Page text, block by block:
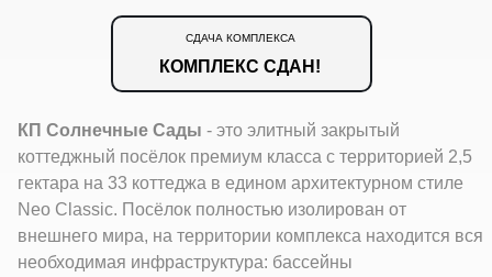
СДАЧА КОМПЛЕКСА
КОМПЛЕКС СДАН!
КП Солнечные Сады - это элитный закрытый
коттеджный посёлок премиум класса с территорией 2,5
гектара на 33 коттеджа в едином архитектурном стиле
Neo Classic. Посёлок полностью изолирован от
внешнего мира, на территории комплекса находится вся
необходимая инфраструктура: бассейны